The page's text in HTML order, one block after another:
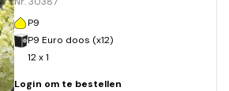
P9
P9 Euro doos (x12)
12 x 1
Login om te bestellen